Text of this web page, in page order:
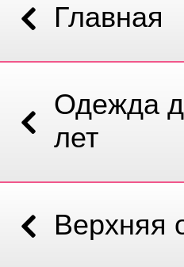
Главная
Одежда
лет
Верхняя